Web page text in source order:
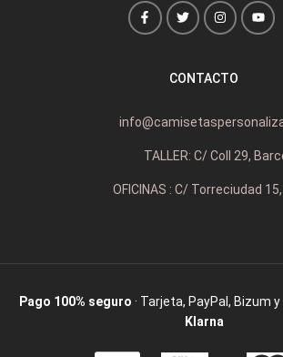
CONTACTO
TALLER: C/ Coll 29,
OFICINAS : C/ Torreciudad
Pago 100% seguro · Tarjeta, PayPal, Bizum
Klarna